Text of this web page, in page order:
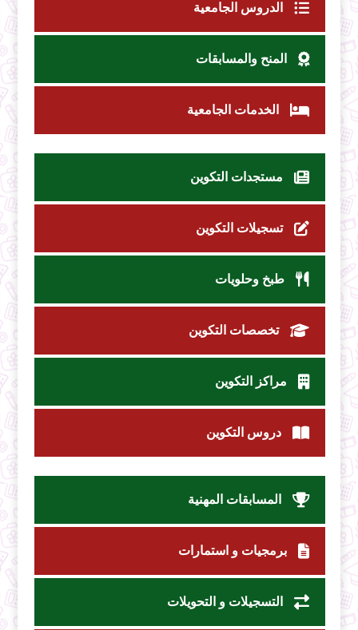
الدروس الجامعية
المنح والمسابقات
الخدمات الجامعية
مستجدات التكوين
تسجيلات التكوين
طبخ وحلويات
تخصصات التكوين
مراكز التكوين
دروس التكوين
المسابقات المهنية
برمجيات و استمارات
التسجيلات و التحويلات